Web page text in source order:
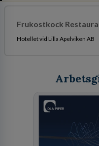
Frukostkock
Hotellet vid Lilla Apelviken AB